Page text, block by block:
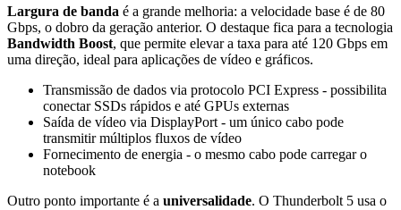
Largura de banda é a grande melhoria: a velocidade base é de 80
Gbps, o dobro da geração anterior. O destaque fica para a tecnologia
Bandwidth Boost, que permite elevar a taxa para até 120 Gbps em
uma direção, ideal para aplicações de vídeo e gráficos.
Transmissão de dados via protocolo PCI Express - possibilita
conectar SSDs rápidos e até GPUs externas
Saída de vídeo via DisplayPort - um único cabo pode
transmitir múltiplos fluxos de vídeo
Fornecimento de energia - o mesmo cabo pode carregar o
notebook
Outro ponto importante é a universalidade. O Thunderbolt 5 usa o